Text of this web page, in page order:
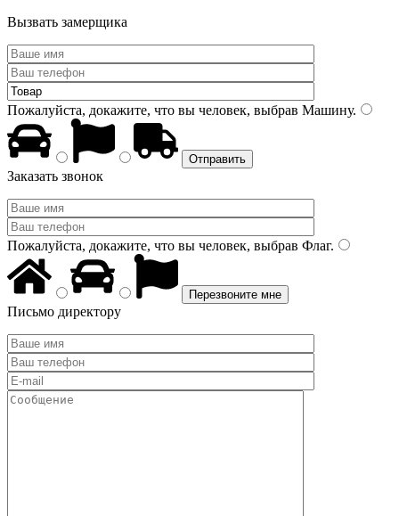
Вызвать замерщика
Пожалуйста, докажите, что вы человек, выбрав Машину.
Заказать звонок
Пожалуйста, докажите, что вы человек, выбрав Флаг.
Письмо директору